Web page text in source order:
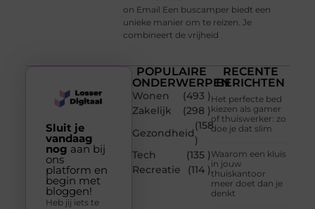
on Email Een buscamper biedt een
unieke manier om te reizen. Je
combineert de vrijheid
POPULAIRE
ONDERWERPEN
Wonen
(493 )
Zakelijk
(298 )
Gezondheid
(158
)
Tech
(135 )
Recreatie
(114 )
RECENTE
BERICHTEN
Het perfecte bed
kiezen als gamer
of thuiswerker: zo
doe je dat slim
Waarom een kluis
in jouw
thuiskantoor
meer doet dan je
denkt
Sluit je
vandaag
nog aan bij
ons
platform en
begin met
bloggen!
Heb jij iets te